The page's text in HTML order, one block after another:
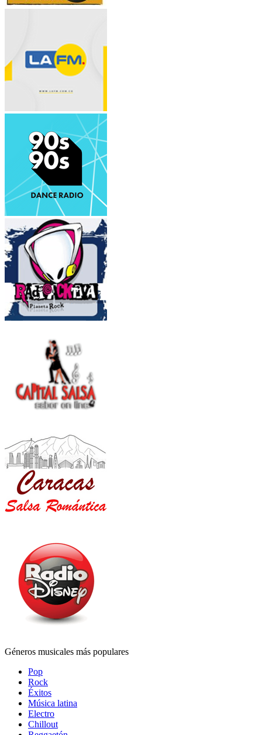
Géneros musicales más populares
Pop
Rock
Éxitos
Música latina
Electro
Chillout